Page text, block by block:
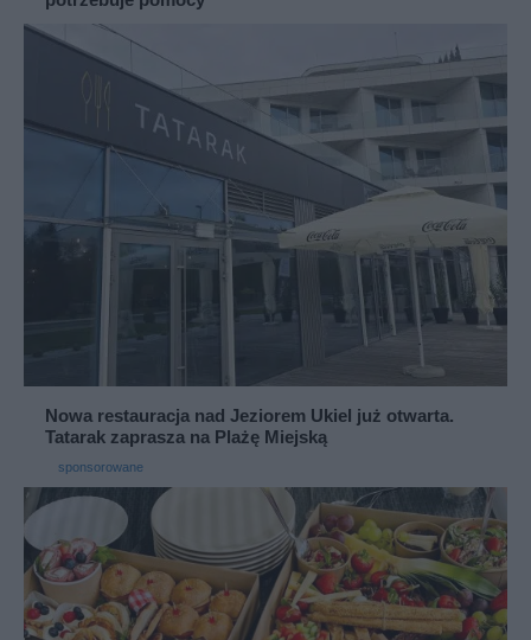
Nowa restauracja nad Jeziorem Ukiel już otwarta.
Tatarak zaprasza na Plażę Miejską
sponsorowane